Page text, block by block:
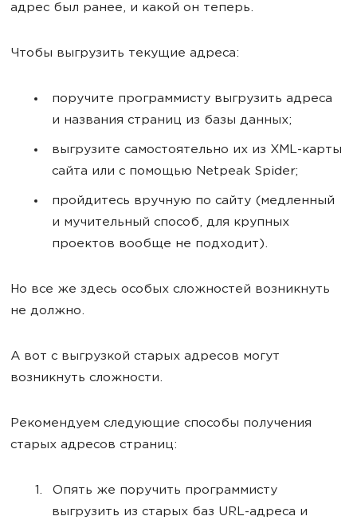
адрес был ранее, и какой он теперь.
Чтобы выгрузить текущие адреса:
поручите программисту выгрузить адреса
и названия страниц из базы данных;
выгрузите самостоятельно их из XML-карты
сайта или с помощью Netpeak Spider;
пройдитесь вручную по сайту (медленный
и мучительный способ, для крупных
проектов вообще не подходит).
Но все же здесь особых сложностей возникнуть
не должно.
А вот с выгрузкой старых адресов могут
возникнуть сложности.
Рекомендуем следующие способы получения
старых адресов страниц:
Опять же поручить программисту
выгрузить из старых баз URL-адреса и